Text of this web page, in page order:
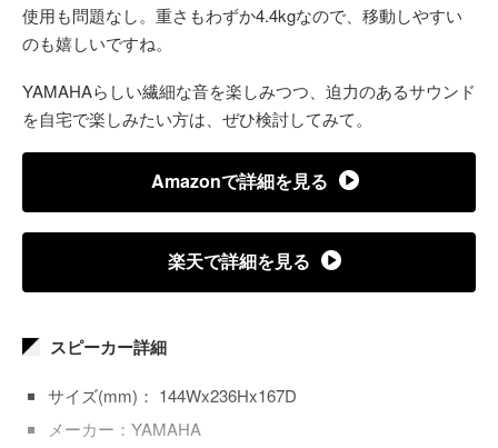
使用も問題なし。重さもわずか4.4kgなので、移動しやすい
のも嬉しいですね。
YAMAHAらしい繊細な音を楽しみつつ、迫力のあるサウンド
を自宅で楽しみたい方は、ぜひ検討してみて。
Amazonで詳細を見る
楽天で詳細を見る
スピーカー詳細
サイズ(mm)： 144Wx236Hx167D
メーカー：YAMAHA